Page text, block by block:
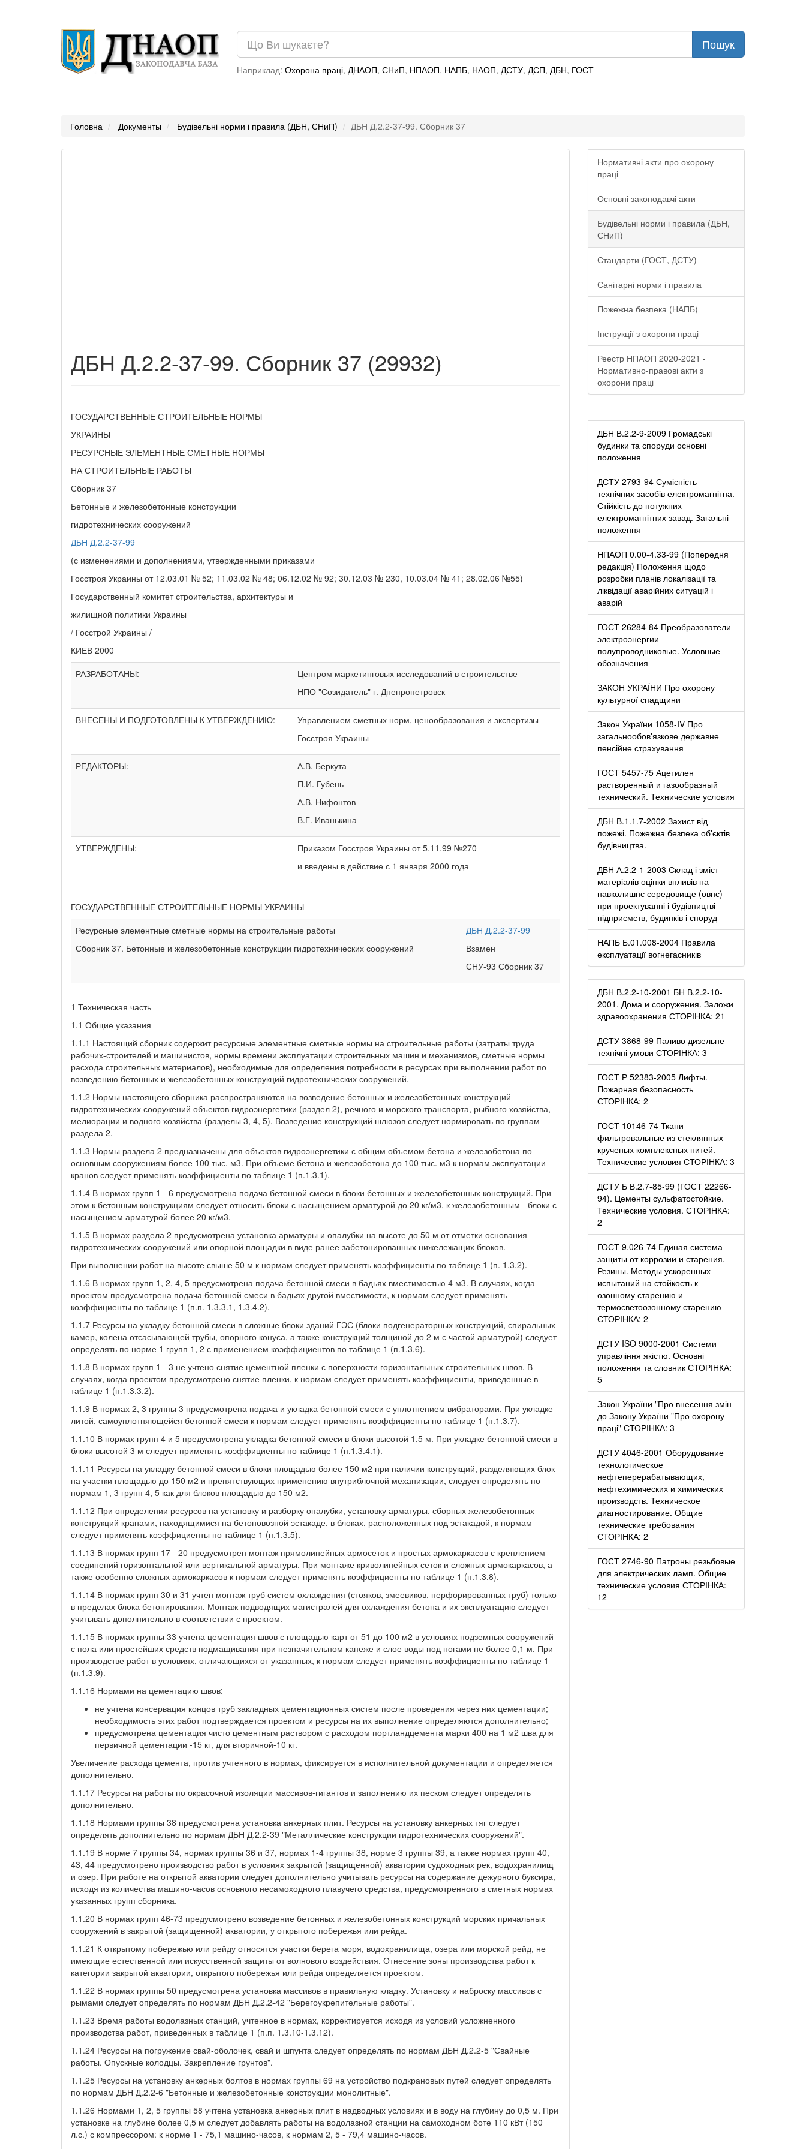
Наприклад: Охорона праці, ДНАОП, СНиП, НПАОП, НАПБ, НАОП, ДСТУ, ДСП, ДБН, ГОСТ
Головна Документы Будівельні норми і правила (ДБН, СНиП) ДБН Д.2.2-37-99. Сборник 37
ДБН Д.2.2-37-99. Сборник 37 (29932)
ГОСУДАРСТВЕННЫЕ СТРОИТЕЛЬНЫЕ НОРМЫ
УКРАИНЫ
РЕСУРСНЫЕ ЭЛЕМЕНТНЫЕ СМЕТНЫЕ НОРМЫ
НА СТРОИТЕЛЬНЫЕ РАБОТЫ
Сборник 37
Бетонные и железобетонные конструкции
гидротехнических сооружений
ДБН Д.2.2-37-99
(с изменениями и дополнениями, утвержденными приказами
Госстроя Украины от 12.03.01 № 52; 11.03.02 № 48; 06.12.02 № 92; 30.12.03 № 230, 10.03.04 № 41; 28.02.06 №55)
Государственный комитет строительства, архитектуры и
жилищной политики Украины
/ Госстрой Украины /
КИЕВ 2000
РАЗРАБОТАНЫ:
Центром маркетинговых исследований в строительстве
НПО "Созидатель" г. Днепропетровск
ВНЕСЕНЫ И ПОДГОТОВЛЕНЫ К УТВЕРЖДЕНИЮ:
Управлением сметных норм, ценообразования и экспертизы
Госстроя Украины
РЕДАКТОРЫ:
А.В. Беркута
П.И. Губень
А.В. Нифонтов
В.Г. Иванькина
УТВЕРЖДЕНЫ:
Приказом Госстроя Украины от 5.11.99 №270
и введены в действие с 1 января 2000 года
ГОСУДАРСТВЕННЫЕ СТРОИТЕЛЬНЫЕ НОРМЫ УКРАИНЫ
Ресурсные элементные сметные нормы на строительные работы
Сборник 37. Бетонные и железобетонные конструкции гидротехнических сооружений
ДБН Д.2.2-37-99
Взамен
СНУ-93 Сборник 37
1 Техническая часть
1.1 Общие указания
1.1.1 Настоящий сборник содержит ресурсные элементные сметные нормы на строительные работы (затраты труда
рабочих-строителей и машинистов, нормы времени эксплуатации строительных машин и механизмов, сметные нормы
расхода строительных материалов), необходимые для определения потребности в ресурсах при выполнении работ по
возведению бетонных и железобетонных конструкций гидротехнических сооружений.
1.1.2 Нормы настоящего сборника распространяются на возведение бетонных и железобетонных конструкций
гидротехнических сооружений объектов гидроэнергетики (раздел 2), речного и морского транспорта, рыбного хозяйства,
мелиорации и водного хозяйства (разделы 3, 4, 5). Возведение конструкций шлюзов следует нормировать по группам
раздела 2.
1.1.3 Нормы раздела 2 предназначены для объектов гидроэнергетики с общим объемом бетона и железобетона по
основным сооружениям более 100 тыс. м3. При объеме бетона и железобетона до 100 тыс. м3 к нормам эксплуатации
кранов следует применять коэффициенты по таблице 1 (п.1.3.1).
1.1.4 В нормах групп 1 - 6 предусмотрена подача бетонной смеси в блоки бетонных и железобетонных конструкций. При
этом к бетонным конструкциям следует относить блоки с насыщением арматурой до 20 кг/м3, к железобетонным - блоки с
насыщением арматурой более 20 кг/м3.
1.1.5 В нормах раздела 2 предусмотрена установка арматуры и опалубки на высоте до 50 м от отметки основания
гидротехнических сооружений или опорной площадки в виде ранее забетонированных нижележащих блоков.
При выполнении работ на высоте свыше 50 м к нормам следует применять коэффициенты по таблице 1 (п. 1.3.2).
1.1.6 В нормах групп 1, 2, 4, 5 предусмотрена подача бетонной смеси в бадьях вместимостью 4 м3. В случаях, когда
проектом предусмотрена подача бетонной смеси в бадьях другой вместимости, к нормам следует применять
коэффициенты по таблице 1 (п.п. 1.3.3.1, 1.3.4.2).
1.1.7 Ресурсы на укладку бетонной смеси в сложные блоки зданий ГЭС (блоки подгенераторных конструкций, спиральных
камер, колена отсасывающей трубы, опорного конуса, а также конструкций толщиной до 2 м с частой арматурой) следует
определять по норме 1 групп 1, 2 с применением коэффициентов по таблице 1 (п.1.3.6).
1.1.8 В нормах групп 1 - 3 не учтено снятие цементной пленки с поверхности горизонтальных строительных швов. В
случаях, когда проектом предусмотрено снятие пленки, к нормам следует применять коэффициенты, приведенные в
таблице 1 (п.1.3.3.2).
1.1.9 В нормах 2, 3 группы 3 предусмотрена подача и укладка бетонной смеси с уплотнением вибраторами. При укладке
литой, самоуплотняющейся бетонной смеси к нормам следует применять коэффициенты по таблице 1 (п.1.3.7).
1.1.10 В нормах групп 4 и 5 предусмотрена укладка бетонной смеси в блоки высотой 1,5 м. При укладке бетонной смеси в
блоки высотой 3 м следует применять коэффициенты по таблице 1 (п.1.3.4.1).
1.1.11 Ресурсы на укладку бетонной смеси в блоки площадью более 150 м2 при наличии конструкций, разделяющих блок
на участки площадью до 150 м2 и препятствующих применению внутриблочной механизации, следует определять по
нормам 1, 3 групп 4, 5 как для блоков площадью до 150 м2.
1.1.12 При определении ресурсов на установку и разборку опалубки, установку арматуры, сборных железобетонных
конструкций кранами, находящимися на бетоновозной эстакаде, в блоках, расположенных под эстакадой, к нормам
следует применять коэффициенты по таблице 1 (п.1.3.5).
1.1.13 В нормах групп 17 - 20 предусмотрен монтаж прямолинейных армосеток и простых армокаркасов с креплением
соединений горизонтальной или вертикальной арматуры. При монтаже криволинейных сеток и сложных армокаркасов, а
также особенно сложных армокаркасов к нормам следует применять коэффициенты по таблице 1 (п.1.3.8).
1.1.14 В нормах групп 30 и 31 учтен монтаж труб систем охлаждения (стояков, змеевиков, перфорированных труб) только
в пределах блока бетонирования. Монтаж подводящих магистралей для охлаждения бетона и их эксплуатацию следует
учитывать дополнительно в соответствии с проектом.
1.1.15 В нормах группы 33 учтена цементация швов с площадью карт от 51 до 100 м2 в условиях подземных сооружений
с пола или простейших средств подмащивания при незначительном капеже и слое воды под ногами не более 0,1 м. При
производстве работ в условиях, отличающихся от указанных, к нормам следует применять коэффициенты по таблице 1
(п.1.3.9).
1.1.16 Нормами на цементацию швов:
не учтена консервация концов труб закладных цементационных систем после проведения через них цементации;
необходимость этих работ подтверждается проектом и ресурсы на их выполнение определяются дополнительно;
предусмотрена цементация чисто цементным раствором с расходом портландцемента марки 400 на 1 м2 шва для
первичной цементации -15 кг, для вторичной-10 кг.
Увеличение расхода цемента, против учтенного в нормах, фиксируется в исполнительной документации и определяется
дополнительно.
1.1.17 Ресурсы на работы по окрасочной изоляции массивов-гигантов и заполнению их песком следует определять
дополнительно.
1.1.18 Нормами группы 38 предусмотрена установка анкерных плит. Ресурсы на установку анкерных тяг следует
определять дополнительно по нормам ДБН Д.2.2-39 "Металлические конструкции гидротехнических сооружений".
1.1.19 В норме 7 группы 34, нормах группы 36 и 37, нормах 1-4 группы 38, норме 3 группы 39, а также нормах групп 40,
43, 44 предусмотрено производство работ в условиях закрытой (защищенной) акватории судоходных рек, водохранилищ
и озер. При работе на открытой акватории следует дополнительно учитывать ресурсы на содержание дежурного буксира,
исходя из количества машино-часов основного несамоходного плавучего средства, предусмотренного в сметных нормах
указанных групп сборника.
1.1.20 В нормах групп 46-73 предусмотрено возведение бетонных и железобетонных конструкций морских причальных
сооружений в закрытой (защищенной) акватории, у открытого побережья или рейда.
1.1.21 К открытому побережью или рейду относятся участки берега моря, водохранилища, озера или морской рейд, не
имеющие естественной или искусственной защиты от волнового воздействия. Отнесение зоны производства работ к
категории закрытой акватории, открытого побережья или рейда определяется проектом.
1.1.22 В нормах группы 50 предусмотрена установка массивов в правильную кладку. Установку и наброску массивов с
рымами следует определять по нормам ДБН Д.2.2-42 "Берегоукрепительные работы".
1.1.23 Время работы водолазных станций, учтенное в нормах, корректируется исходя из условий усложненного
производства работ, приведенных в таблице 1 (п.п. 1.3.10-1.3.12).
1.1.24 Ресурсы на погружение свай-оболочек, свай и шпунта следует определять по нормам ДБН Д.2.2-5 "Свайные
работы. Опускные колодцы. Закрепление грунтов".
1.1.25 Ресурсы на установку анкерных болтов в нормах группы 69 на устройство подкрановых путей следует определять
по нормам ДБН Д.2.2-6 "Бетонные и железобетонные конструкции монолитные".
1.1.26 Нормами 1, 2, 5 группы 58 учтена установка анкерных плит в надводных условиях и в воду на глубину до 0,5 м. При
установке на глубине более 0,5 м следует добавлять работы на водолазной станции на самоходном боте 110 кВт (150
л.с.) с компрессором: к норме 1 - 75,1 машино-часов, к нормам 2, 5 - 79,4 машино-часов.
Нормативні акти про охорону
праці
Основні законодавчі акти
Будівельні норми і правила (ДБН,
СНиП)
Стандарти (ГОСТ, ДСТУ)
Санітарні норми і правила
Пожежна безпека (НАПБ)
Інструкції з охорони праці
Реестр НПАОП 2020-2021 -
Нормативно-правові акти з
охорони праці
ДБН В.2.2-9-2009 Громадські
будинки та споруди основні
положення
ДСТУ 2793-94 Сумісність
технічних засобів електромагнітна.
Стійкість до потужних
електромагнітних завад. Загальні
положення
НПАОП 0.00-4.33-99 (Попередня
редакція) Положення щодо
розробки планів локалізації та
ліквідації аварійних ситуацій і
аварій
ГОСТ 26284-84 Преобразователи
электроэнергии
полупроводниковые. Условные
обозначения
ЗАКОН УКРАЇНИ Про охорону
культурної спадщини
Закон України 1058-IV Про
загальнообов'язкове державне
пенсійне страхування
ГОСТ 5457-75 Ацетилен
растворенный и газообразный
технический. Технические условия
ДБН В.1.1.7-2002 Захист від
пожежі. Пожежна безпека об'єктів
будівництва.
ДБН А.2.2-1-2003 Склад і зміст
матеріалів оцінки впливів на
навколишнє середовище (овнс)
при проектуванні і будівництві
підприємств, будинків і споруд
НАПБ Б.01.008-2004 Правила
експлуатації вогнегасників
ДБН В.2.2-10-2001 БН В.2.2-10-
2001. Дома и сооружения. Заложи
здравоохранения СТОРІНКА: 21
ДСТУ 3868-99 Паливо дизельне
технічні умови СТОРІНКА: 3
ГОСТ Р 52383-2005 Лифты.
Пожарная безопасность
СТОРІНКА: 2
ГОСТ 10146-74 Ткани
фильтровальные из стеклянных
крученых комплексных нитей.
Технические условия СТОРІНКА: 3
ДСТУ Б В.2.7-85-99 (ГОСТ 22266-
94). Цементы сульфатостойкие.
Технические условия. СТОРІНКА:
2
ГОСТ 9.026-74 Единая система
защиты от коррозии и старения.
Резины. Методы ускоренных
испытаний на стойкость к
озонному старению и
термосветоозонному старению
СТОРІНКА: 2
ДСТУ ISO 9000-2001 Системи
управління якістю. Основні
положення та словник СТОРІНКА:
5
Закон України "Про внесення змін
до Закону України "Про охорону
праці" СТОРІНКА: 3
ДСТУ 4046-2001 Оборудование
технологическое
нефтеперерабатывающих,
нефтехимических и химических
производств. Техническое
диагностирование. Общие
технические требования
СТОРІНКА: 2
ГОСТ 2746-90 Патроны резьбовые
для электрических ламп. Общие
технические условия СТОРІНКА:
12